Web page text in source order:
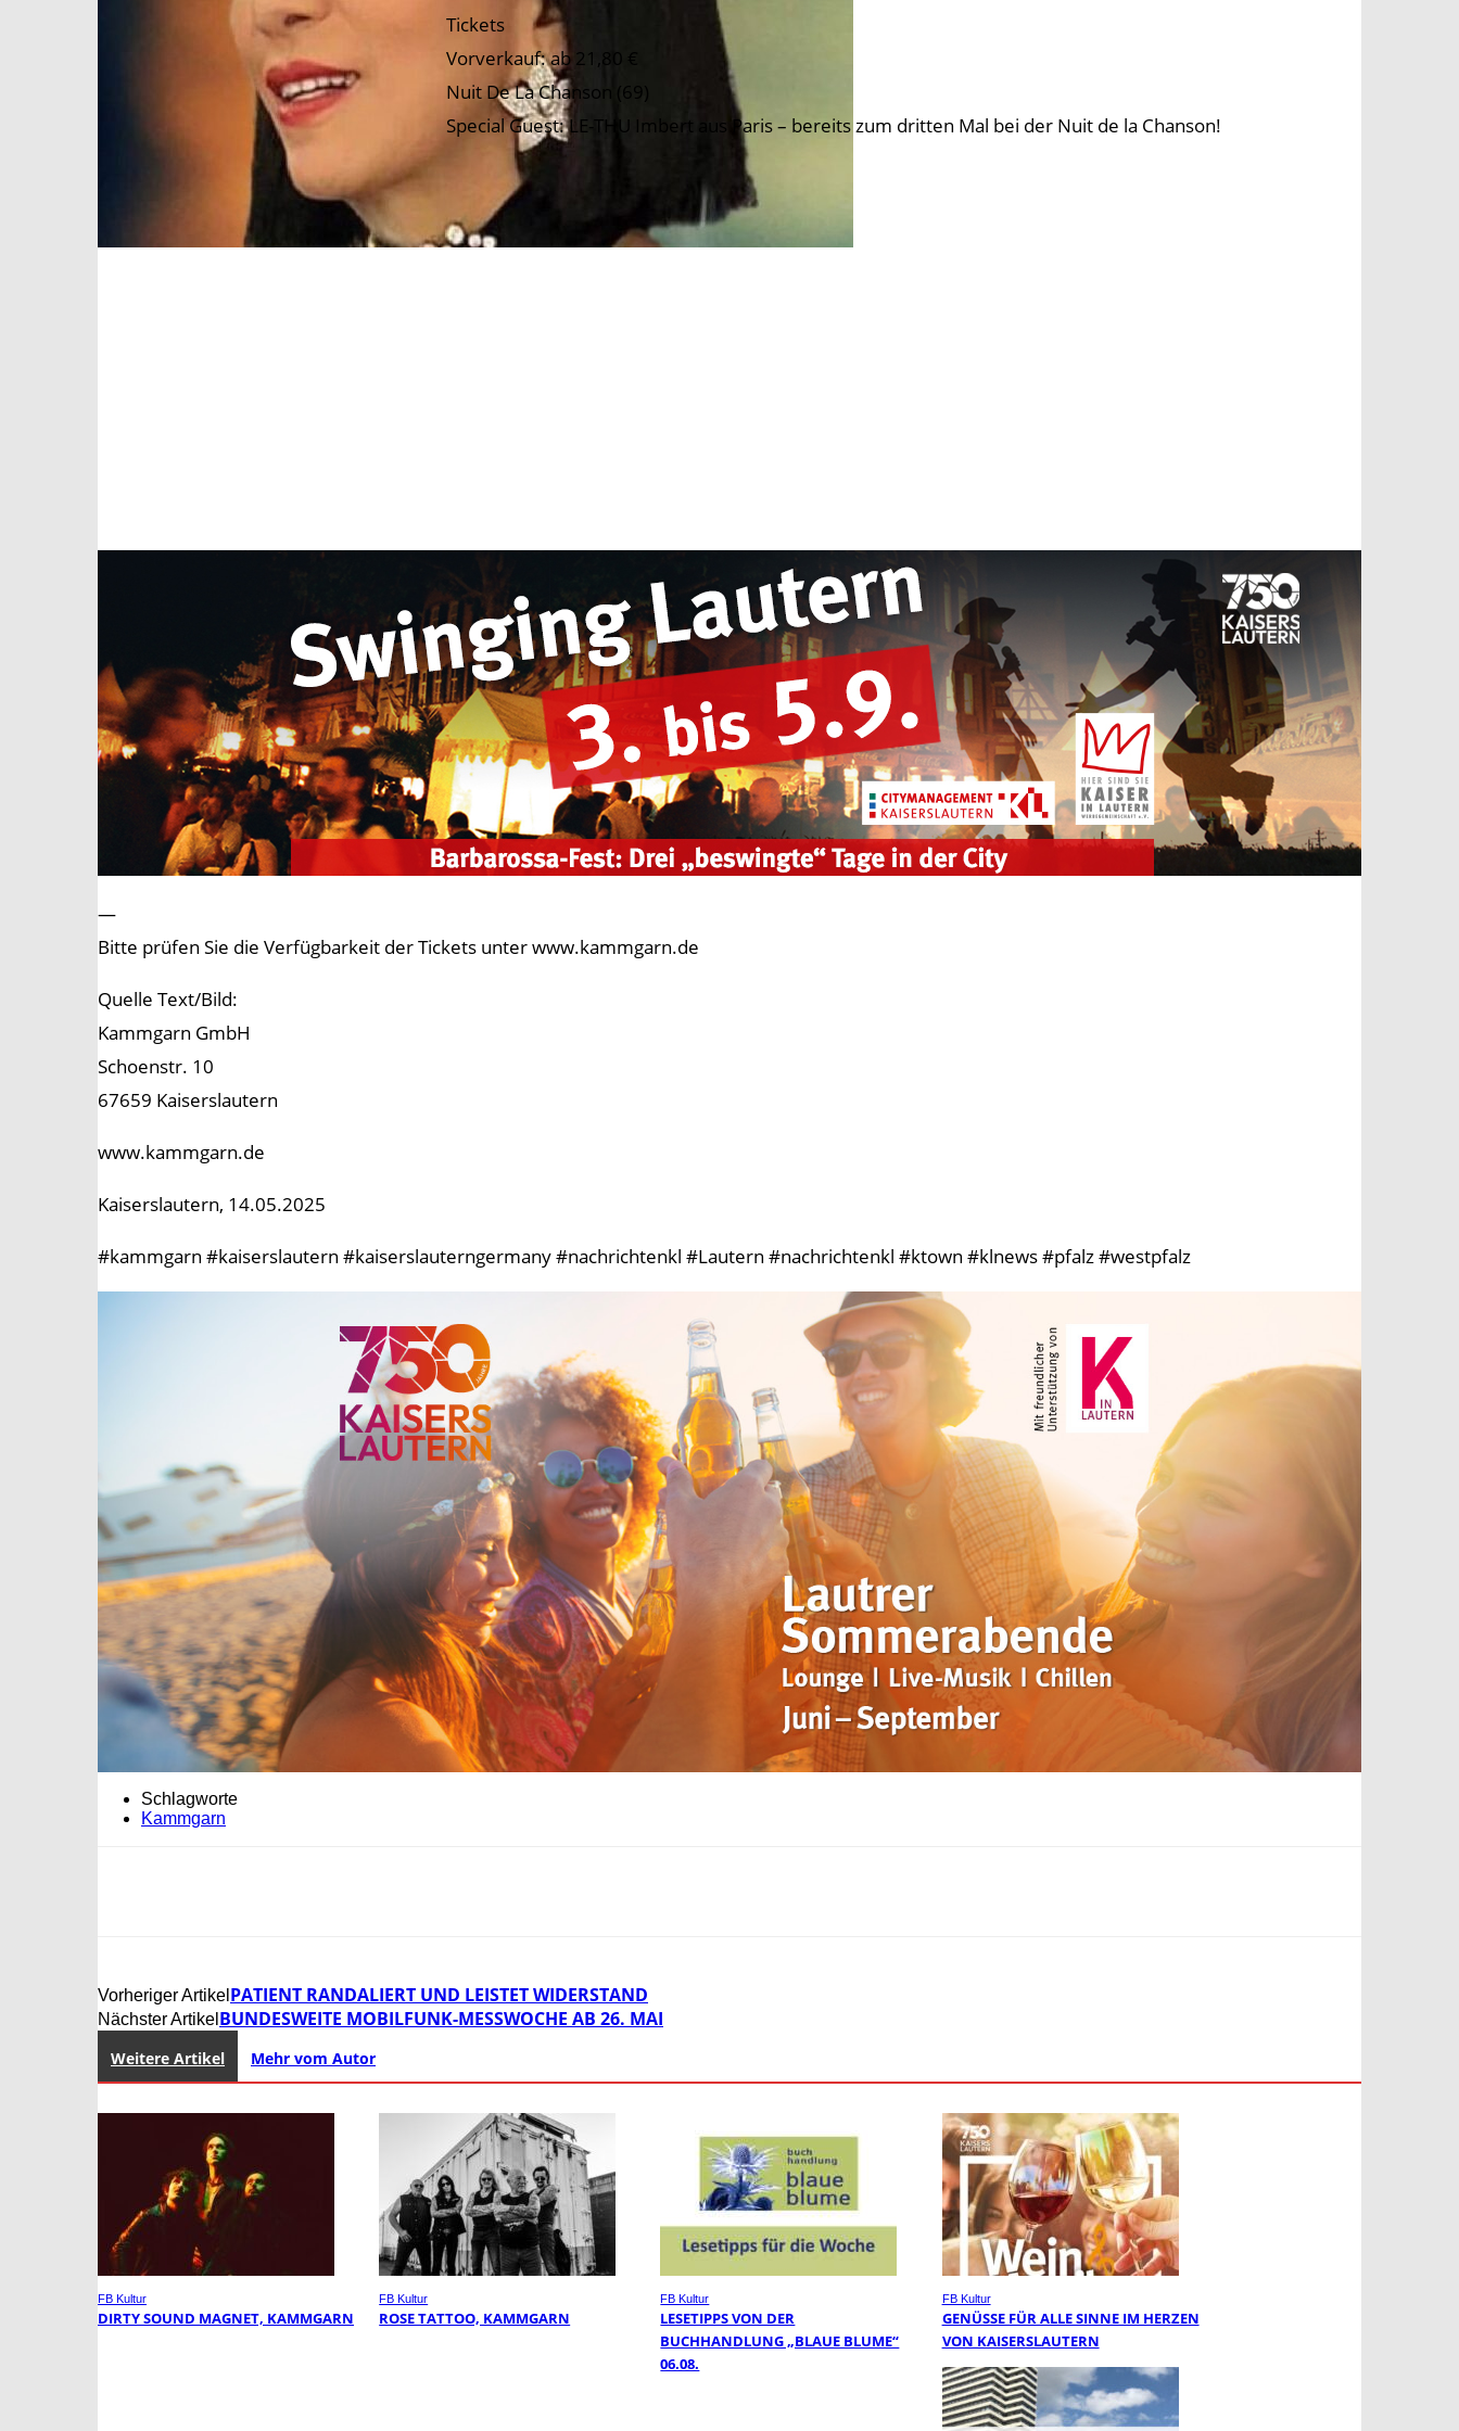
Tickets
Vorverkauf: ab 21,80 €
Nuit De La Chanson (69)
Special Guest: LE-THU Imbert aus Paris – bereits zum dritten Mal bei der Nuit de la Chanson!
—
Bitte prüfen Sie die Verfügbarkeit der Tickets unter www.kammgarn.de
Quelle Text/Bild:
Kammgarn GmbH
Schoenstr. 10
67659 Kaiserslautern
www.kammgarn.de
Kaiserslautern, 14.05.2025
#kammgarn #kaiserslautern #kaiserslauterngermany #nachrichtenkl #Lautern #nachrichtenkl #ktown #klnews #pfalz #westpfalz
Schlagworte
Kammgarn
Vorheriger Artikel PATIENT RANDALIERT UND LEISTET WIDERSTAND
Nächster Artikel BUNDESWEITE MOBILFUNK-MESSWOCHE AB 26. MAI
Weitere Artikel Mehr vom Autor
FB Kultur
DIRTY SOUND MAGNET, KAMMGARN
FB Kultur
ROSE TATTOO, KAMMGARN
FB Kultur
LESETIPPS VON DER
BUCHHANDLUNG „BLAUE BLUME“
06.08.
FB Kultur
GENÜSSE FÜR ALLE SINNE IM HERZEN
VON KAISERSLAUTERN